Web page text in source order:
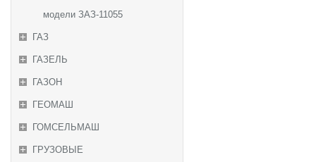
модели ЗАЗ-11055
ГАЗ
ГАЗЕЛЬ
ГАЗОН
ГЕОМАШ
ГОМСЕЛЬМАШ
ГРУЗОВЫЕ